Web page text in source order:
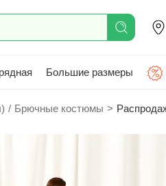
Большие размеры
/ Брючные костюмы >